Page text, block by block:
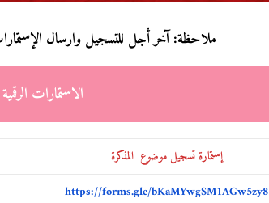
ملاحظة: آخر أجل للتسجيل وارسال الإستمارات يكون 15
الاستمارات الرقمية
إستمارة تسجيل موضوع المذكرة
https://forms.gle/bKaMYwgSM1AGw5zy8